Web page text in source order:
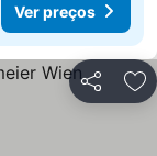
Ver preços
Partilhar